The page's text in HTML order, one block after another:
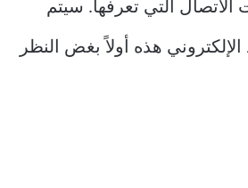
الاتصال التي تعرفها. سيتم
هذه أولاً بغض النظر